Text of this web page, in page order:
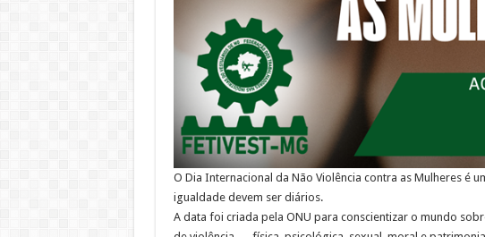
O Dia Internacional da Não Violência contra as Mulheres é
igualdade devem ser diários.
A data foi criada pela ONU para conscientizar o mundo